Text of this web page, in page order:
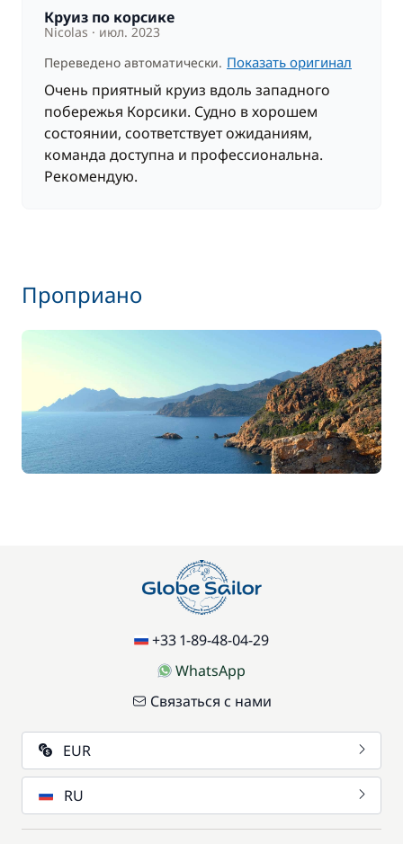
Круиз по корсике
Nicolas
июл. 2023
Переведено автоматически. Показать оригинал
Очень приятный круиз вдоль западного
побережья Корсики. Судно в хорошем
состоянии, соответствует ожиданиям,
команда доступна и профессиональна.
Рекомендую.
Проприано
+33 1-89-48-04-29
WhatsApp
Связаться с нами
EUR
RU